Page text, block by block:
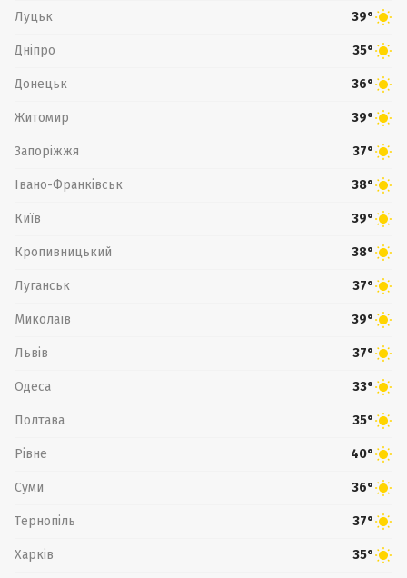
Луцьк 39°
Дніпро 35°
Донецьк 36°
Житомир 39°
Запоріжжя 37°
Івано-Франківськ 38°
Київ 39°
Кропивницький 38°
Луганськ 37°
Миколаїв 39°
Львів 37°
Одеса 33°
Полтава 35°
Рівне 40°
Суми 36°
Тернопіль 37°
Харків 35°